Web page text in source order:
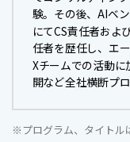
験。その後、AIベ
にてCS責任者およ
任者を歴任し、エ
Xチームでの活動
開など全社横断プ
※プログラム、タイトル